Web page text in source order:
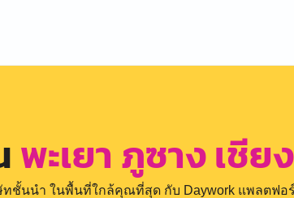
พะเยา ภูซาง เชีย
ชั้นนำ ในพื้นที่ใกล้คุณที่สุด กับ Daywork แพลตฟ